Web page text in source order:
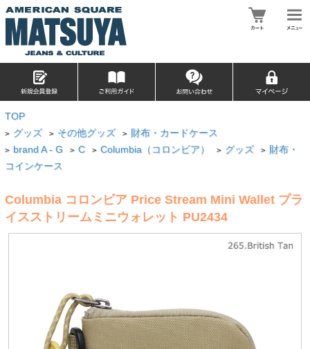
TOP
> グッズ > その他グッズ > 財布・カードケース
> brand A - G > C > Columbia（コロンビア） > グッズ > 財布・
コインケース
Columbia コロンビア Price Stream Mini Wallet プラ
イスストリームミニウォレット PU2434